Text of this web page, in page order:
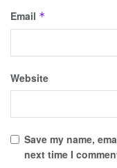
Email *
Website
Save my name,
next time I